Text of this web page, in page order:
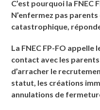
C’est pourquoi la FNEC
N’enfermez pas
catastrophique,
La FNEC FP-FO appelle
contact avec les
d’arracher le
statut, les créations
annulations de